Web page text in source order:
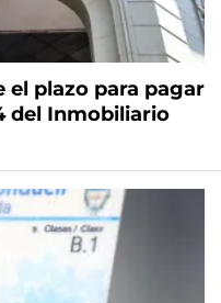
el plazo para pagar
del Inmobiliario